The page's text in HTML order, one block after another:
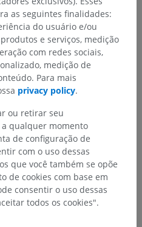
as seguintes finalidades:
do usuário e/ou
e serviços, medição
com redes sociais,
medição de
Para mais
privacy policy.
ou retirar seu
qualquer momento
de configuração de
com o uso dessas
que você também se opõe
de cookies com base em
consentir o uso dessas
todos os cookies".